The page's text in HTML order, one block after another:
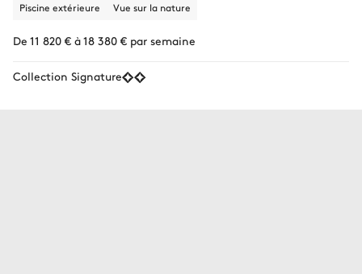
Piscine extérieure Vue sur la nature
De 11 820 € à 18 380 € par semaine
Collection Signature